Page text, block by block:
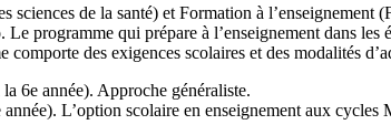
de la santé) et Formation à l’enseignement
programme qui prépare à l’enseignement dans
des exigences scolaires et des modalités
6e année). Approche généraliste.
L’option scolaire en enseignement aux cycles